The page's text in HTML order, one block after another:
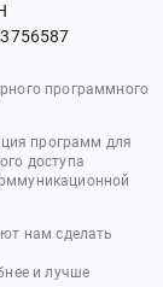
программного
программ для
доступа
нам сделать
и лучше